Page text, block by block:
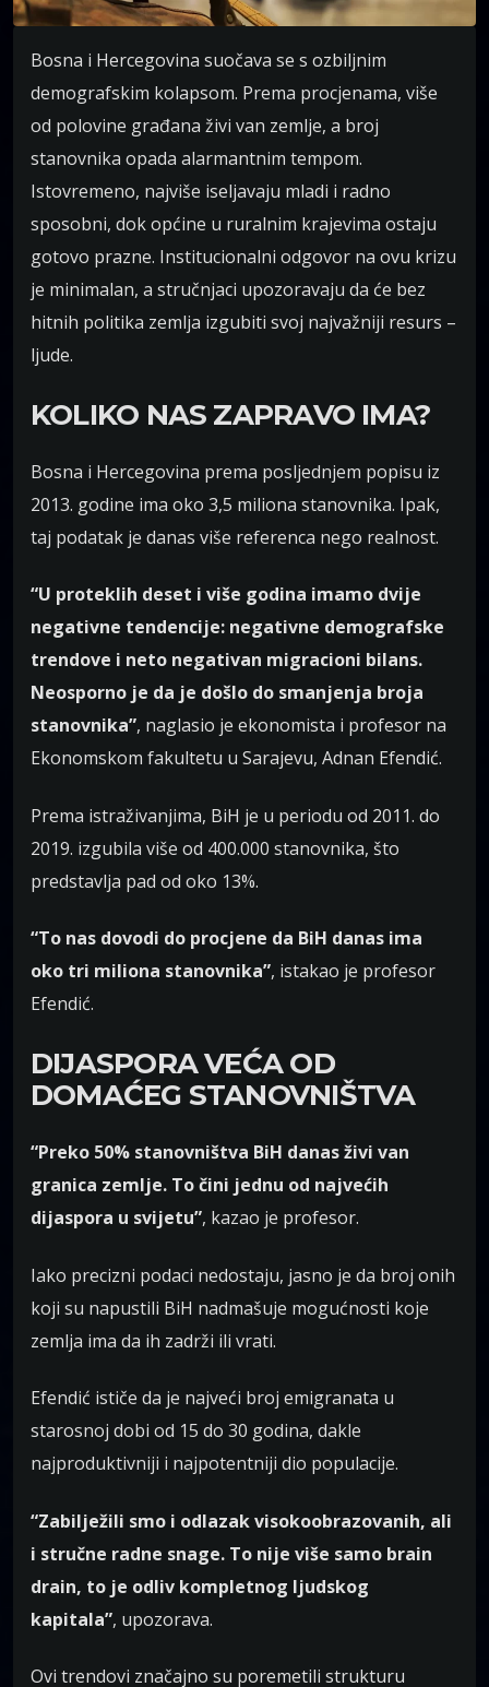
Bosna i Hercegovina suočava se s ozbiljnim
demografskim kolapsom. Prema procjenama, više
od polovine građana živi van zemlje, a broj
stanovnika opada alarmantnim tempom.
Istovremeno, najviše iseljavaju mladi i radno
sposobni, dok općine u ruralnim krajevima ostaju
gotovo prazne. Institucionalni odgovor na ovu krizu
je minimalan, a stručnjaci upozoravaju da će bez
hitnih politika zemlja izgubiti svoj najvažniji resurs –
ljude.
KOLIKO NAS ZAPRAVO IMA?
Bosna i Hercegovina prema posljednjem popisu iz
2013. godine ima oko 3,5 miliona stanovnika. Ipak,
taj podatak je danas više referenca nego realnost.
“U proteklih deset i više godina imamo dvije
negativne tendencije: negativne demografske
trendove i neto negativan migracioni bilans.
Neosporno je da je došlo do smanjenja broja
stanovnika”, naglasio je ekonomista i profesor na
Ekonomskom fakultetu u Sarajevu, Adnan Efendić.
Prema istraživanjima, BiH je u periodu od 2011. do
2019. izgubila više od 400.000 stanovnika, što
predstavlja pad od oko 13%.
“To nas dovodi do procjene da BiH danas ima
oko tri miliona stanovnika”, istakao je profesor
Efendić.
DIJASPORA VEĆA OD
DOMAĆEG STANOVNIŠTVA
“Preko 50% stanovništva BiH danas živi van
granica zemlje. To čini jednu od najvećih
dijaspora u svijetu”, kazao je profesor.
Iako precizni podaci nedostaju, jasno je da broj onih
koji su napustili BiH nadmašuje mogućnosti koje
zemlja ima da ih zadrži ili vrati.
Efendić ističe da je najveći broj emigranata u
starosnoj dobi od 15 do 30 godina, dakle
najproduktivniji i najpotentniji dio populacije.
“Zabilježili smo i odlazak visokoobrazovanih, ali
i stručne radne snage. To nije više samo brain
drain, to je odliv kompletnog ljudskog
kapitala”, upozorava.
Ovi trendovi značajno su poremetili strukturu